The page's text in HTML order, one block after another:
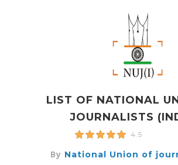
LIST OF NATIONAL
JOURNALISTS
4.5
By National Union of